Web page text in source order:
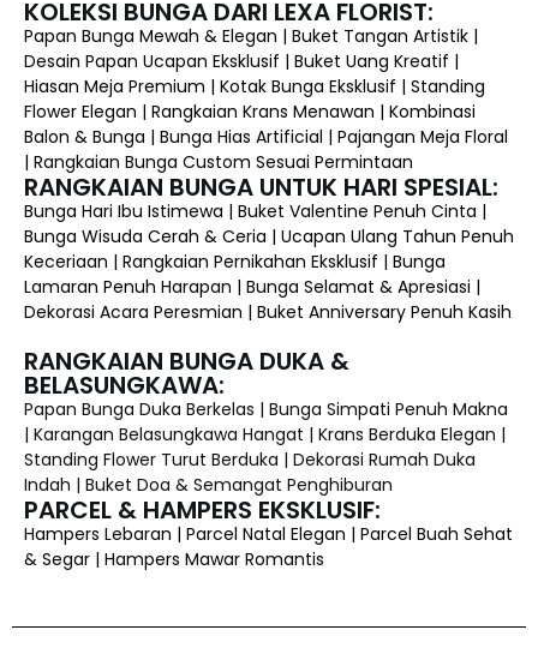
KOLEKSI BUNGA DARI LEXA FLORIST:
Papan Bunga Mewah & Elegan | Buket Tangan Artistik |
Desain Papan Ucapan Eksklusif | Buket Uang Kreatif |
Hiasan Meja Premium | Kotak Bunga Eksklusif | Standing
Flower Elegan | Rangkaian Krans Menawan | Kombinasi
Balon & Bunga | Bunga Hias Artificial | Pajangan Meja Floral
| Rangkaian Bunga Custom Sesuai Permintaan
RANGKAIAN BUNGA UNTUK HARI SPESIAL:
Bunga Hari Ibu Istimewa | Buket Valentine Penuh Cinta |
Bunga Wisuda Cerah & Ceria | Ucapan Ulang Tahun Penuh
Keceriaan | Rangkaian Pernikahan Eksklusif | Bunga
Lamaran Penuh Harapan | Bunga Selamat & Apresiasi |
Dekorasi Acara Peresmian | Buket Anniversary Penuh Kasih
RANGKAIAN BUNGA DUKA &
BELASUNGKAWA:
Papan Bunga Duka Berkelas | Bunga Simpati Penuh Makna
| Karangan Belasungkawa Hangat | Krans Berduka Elegan |
Standing Flower Turut Berduka | Dekorasi Rumah Duka
Indah | Buket Doa & Semangat Penghiburan
PARCEL & HAMPERS EKSKLUSIF:
Hampers Lebaran | Parcel Natal Elegan | Parcel Buah Sehat
& Segar | Hampers Mawar Romantis